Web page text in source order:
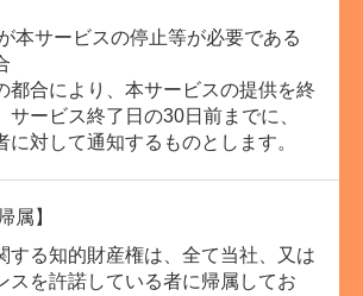
本サービスの停止等が必要である
都合により、本サービスの提供を終
サービス終了日の30日前までに、
に対して通知するものとします。
属】
する知的財産権は、全て当社、又は
スを許諾している者に帰属してお